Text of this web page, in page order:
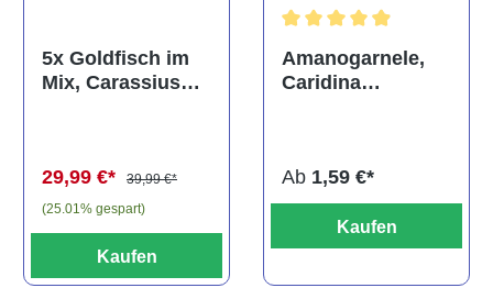
5x Goldfisch im
Mix, Carassius
29,99 €*
39,99 €*
(25.01% gespart)
Kaufen
Amanogarnele,
Caridina
Ab 1,59 €*
Kaufen